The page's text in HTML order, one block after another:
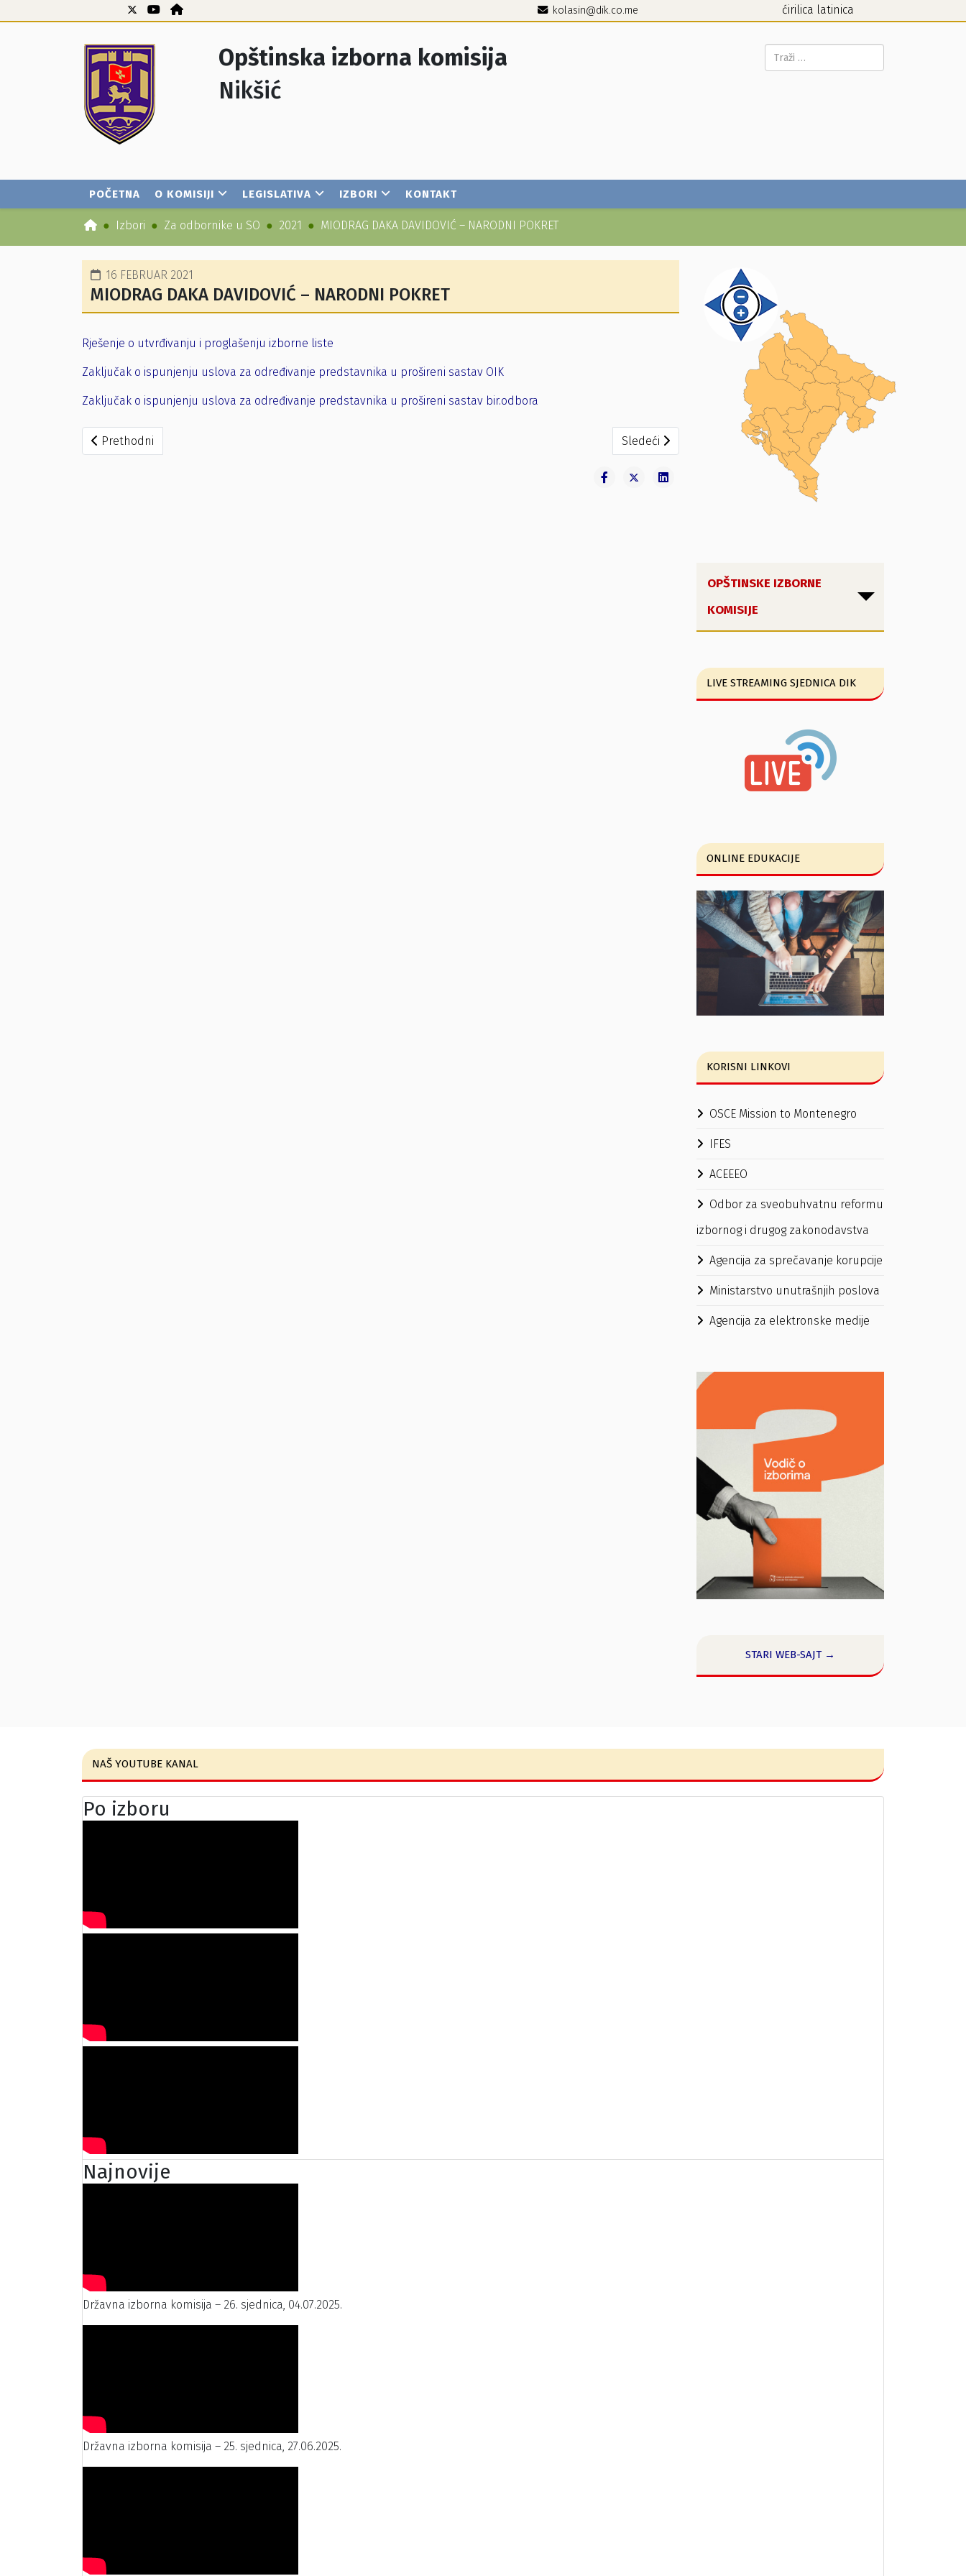
kolasin@dik.co.me ćirilica latinica
Opštinska izborna komisija
Nikšić
Pretraga...
POČETNA O KOMISIJI LEGISLATIVA IZBORI KONTAKT
Izbori Za odbornike u SO 2021 MIODRAG DAKA DAVIDOVIĆ – NARODNI POKRET
16 FEBRUAR 2021
MIODRAG DAKA DAVIDOVIĆ – NARODNI POKRET
Rješenje o utvrđivanju i proglašenju izborne liste
Zaključak o ispunjenju uslova za određivanje predstavnika u prošireni sastav OIK
Zaključak o ispunjenju uslova za određivanje predstavnika u prošireni sastav bir.odbora
Prethodni članak: GRADE MOJ
Prethodni Sledeći članak: SDP-SRCEM ZA NIKŠIĆ!
Sledeći
OPŠTINSKE IZBORNE
KOMISIJE
LIVE STREAMING SJEDNICA DIK
ONLINE EDUKACIJE
KORISNI LINKOVI
OSCE Mission to Montenegro
IFES
ACEEEO
Odbor za sveobuhvatnu reformu
izbornog i drugog zakonodavstva
Agencija za sprečavanje korupcije
Ministarstvo unutrašnjih poslova
Agencija za elektronske medije
STARI WEB-SAJT →
NAŠ YOUTUBE KANAL
Po izboru
Najnovije
Državna izborna komisija – 26. sjednica, 04.07.2025.
Državna izborna komisija – 25. sjednica, 27.06.2025.